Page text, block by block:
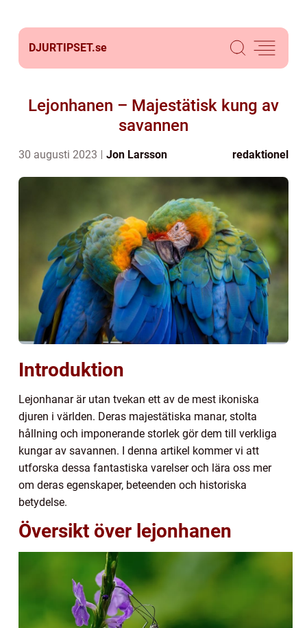
DJURTIPSET.se
Lejonhanen – Majestätisk kung av
savannen
30 augusti 2023 Jon Larsson redaktionel
Introduktion
Lejonhanar är utan tvekan ett av de mest ikoniska
djuren i världen. Deras majestätiska manar, stolta
hållning och imponerande storlek gör dem till verkliga
kungar av savannen. I denna artikel kommer vi att
utforska dessa fantastiska varelser och lära oss mer
om deras egenskaper, beteenden och historiska
betydelse.
Översikt över lejonhanen